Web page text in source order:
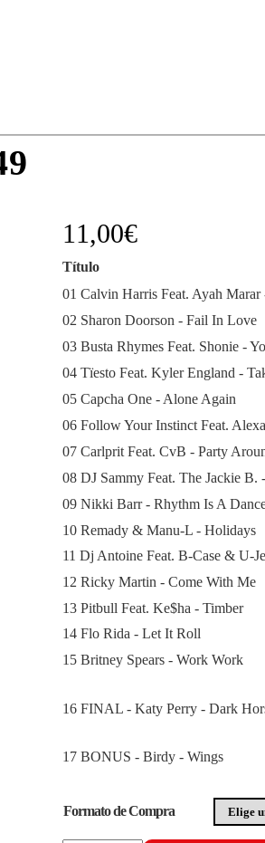
11,00€
Título
01 Calvin Harris Feat. Ayah
02 Sharon Doorson - Fail In Love
03 Busta Rhymes Feat. Shonie -
04 Tïesto Feat. Kyler England -
05 Capcha One - Alone Again
06 Follow Your Instinct Feat.
07 Carlprit Feat. CvB - Party
08 DJ Sammy Feat. The Jackie
09 Nikki Barr - Rhythm Is A
10 Remady & Manu-L - Holidays
11 Dj Antoine Feat. B-Case & U-
12 Ricky Martin - Come With Me
13 Pitbull Feat. Ke$ha - Timber
14 Flo Rida - Let It Roll
15 Britney Spears - Work Work
16 FINAL - Katy Perry - Dark
17 BONUS - Birdy - Wings
Formato de Compra